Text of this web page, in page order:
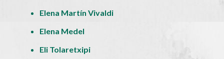
Elena Martín Vivaldi
Elena Medel
Eli Tolaretxipi